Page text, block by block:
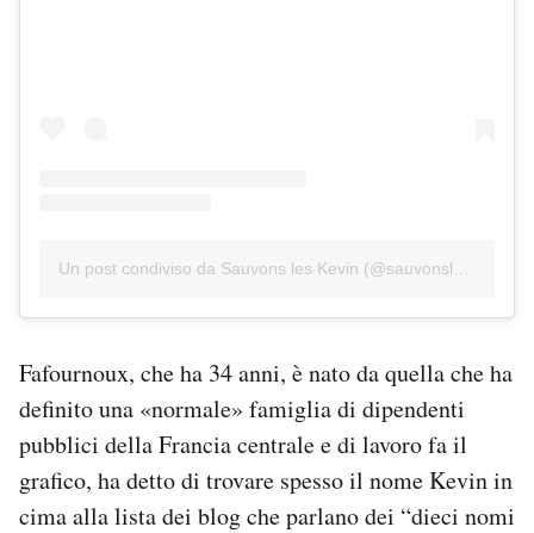
Fafournoux, che ha 34 anni, è nato da quella che ha
definito una «normale» famiglia di dipendenti
pubblici della Francia centrale e di lavoro fa il
grafico, ha detto di trovare spesso il nome Kevin in
cima alla lista dei blog che parlano dei “dieci nomi